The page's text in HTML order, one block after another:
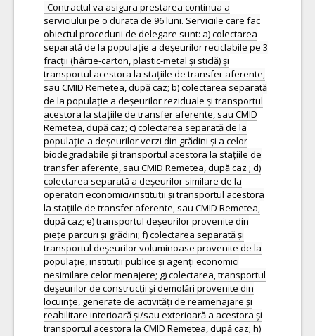
Contractul va asigura prestarea continua a
serviciului pe o durata de 96 luni. Serviciile care fac
obiectul procedurii de delegare sunt: a) colectarea
separată de la populație a deșeurilor reciclabile pe 3
fracții (hârtie-carton, plastic-metal și sticlă) și
transportul acestora la stațiile de transfer aferente,
sau CMID Remetea, după caz; b) colectarea separată
de la populație a deșeurilor reziduale și transportul
acestora la stațiile de transfer aferente, sau CMID
Remetea, după caz; c) colectarea separată de la
populație a deșeurilor verzi din grădini și a celor
biodegradabile și transportul acestora la stațiile de
transfer aferente, sau CMID Remetea, după caz ; d)
colectarea separată a deșeurilor similare de la
operatori economici/instituții și transportul acestora
la stațiile de transfer aferente, sau CMID Remetea,
după caz; e) transportul deșeurilor provenite din
piețe parcuri și grădini; f) colectarea separată și
transportul deșeurilor voluminoase provenite de la
populație, instituții publice și agenți economici
nesimilare celor menajere; g) colectarea, transportul
deșeurilor de construcții și demolări provenite din
locuințe, generate de activități de reamenajare și
reabilitare interioară și/sau exterioară a acestora și
transportul acestora la CMID Remetea, după caz; h)